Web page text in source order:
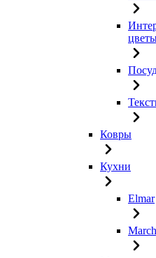
Ковры
Кухни
Elmar